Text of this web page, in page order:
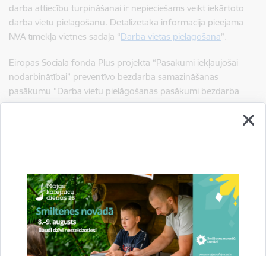
darba attiecību turpināšanai ir nepieciešams veikt iekārtoto
darba vietu pielāgošanu. Detalizētāka informācija pieejama
NVA tīmekļa vietnes sadaļā “Darba vietas pielāgošana”.
Eiropas Sociālā fonda Plus projekta “Pasākumi iekļaujošai
nodarbinātībai” preventīvo bezdarba samazināšanas
pasākumu “Darba vietu pielāgošanas pasākumi bezdarba
riskam pakļautām nodarbinātām personām ar invaliditāti”
NVA piedāvā kopš 2024. gada janvāra, un divu gadu laikā 44
Sagatavoja: Nodarbinātības valsts aģentūra
Saistītas tēmas
Aktualitātes: